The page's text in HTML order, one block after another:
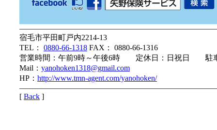
宿毛市平田町戸内2214-13
TEL： 0880-66-1318 FAX： 0880-66-1316
営業時間：午前9時～午後6時 定休日：日祝日 駐
Mail： yanohoken1318@gmail.com
HP： http://www.tmn-agent.com/yanohoken/
[ Back ]